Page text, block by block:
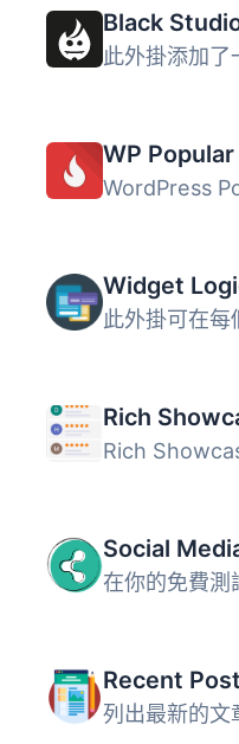
Black
WP
Widget